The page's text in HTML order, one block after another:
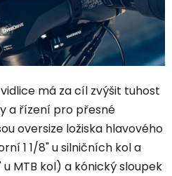
má za cíl zvýšit tuhost
a řízení pro přesné
oversize ložiska hlavového
1 1/8" u silničních kol a
u MTB kol) a kónický sloupek